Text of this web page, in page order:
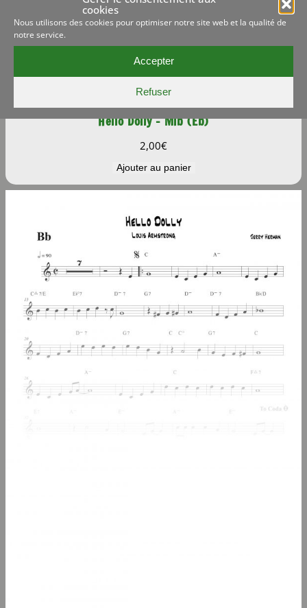
cookies
Nous utilisons des cookies pour optimiser notre site web et la qualité de
notre service.
Accepter
Refuser
Hello Dolly – Mib (Eb)
2,00€
Ajouter au panier